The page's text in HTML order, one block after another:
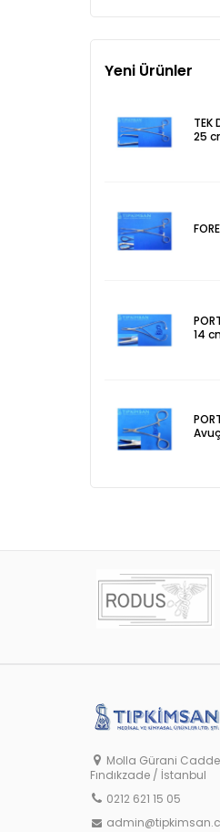
Yeni Ürünler
TEK
25
14
Molla Gürani
Fındıkzade / İstanbul
0212 621 15 05